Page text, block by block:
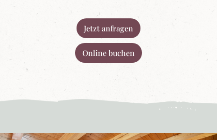
z
b
u
g
e
Jetzt anfragen
Online buchen